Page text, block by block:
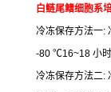
白鲢尾鳍细胞系
冷冻保存方法一:
-80 ℃16~18 小
冷冻保存方法二: